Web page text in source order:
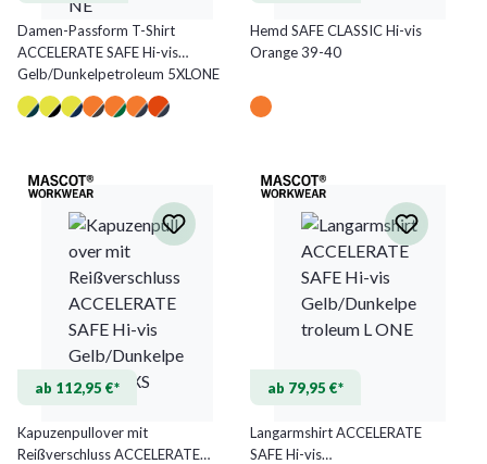
Damen-Passform T-Shirt
ACCELERATE SAFE Hi-vis
Gelb/Dunkelpetroleum 5XLONE
Hemd SAFE CLASSIC Hi-vis
Orange 39-40
ab 112,95 €*
Kapuzenpullover mit
Reißverschluss ACCELERATE
ab 79,95 €*
Langarmshirt ACCELERATE
SAFE Hi-vis